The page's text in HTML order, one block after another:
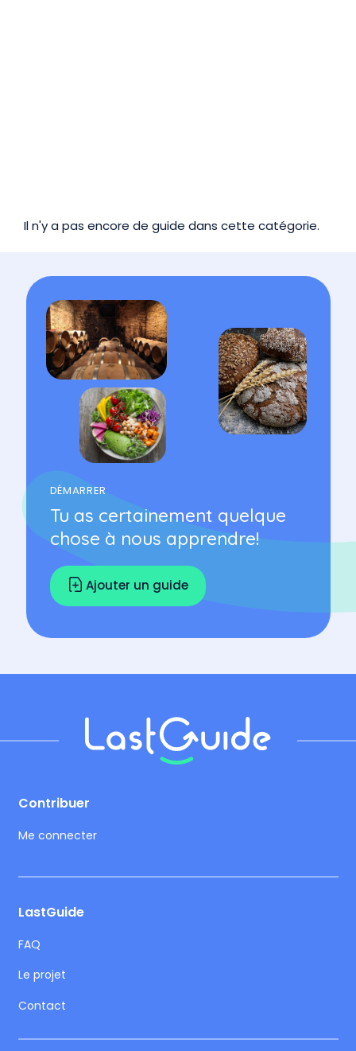
Il n'y a pas encore de guide dans cette catégorie.
DÉMARRER
Tu as certainement quelque
chose à nous apprendre!
Ajouter un guide
Contribuer
Me connecter
LastGuide
FAQ
Le projet
Contact